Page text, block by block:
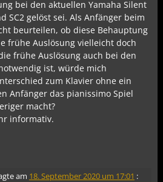
bei den aktuellen Yamaha Silent
SC2 gelöst sei. Als Anfänger beim
beurteilen, ob diese Behauptung
frühe Auslösung vielleicht doch
frühe Auslösung auch bei den
ist, würde mich
zum Klavier ohne ein
Anfänger das pianissimo Spiel
macht?
informativ.
am 18. September 2020 um 17:01 :